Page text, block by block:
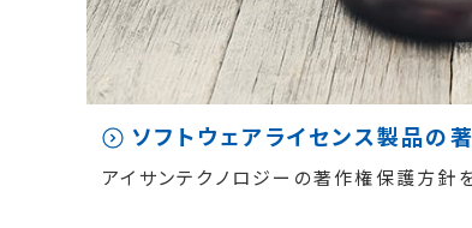
ソフトウェアライセンス製品の
アイサンテクノロジーの著作権保護方針